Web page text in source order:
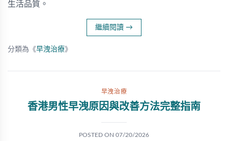
生活品質。
繼續閱讀 →
分類為《早洩治療》
早洩治療
香港男性早洩原因與改善方法完整指南
POSTED ON 07/20/2026